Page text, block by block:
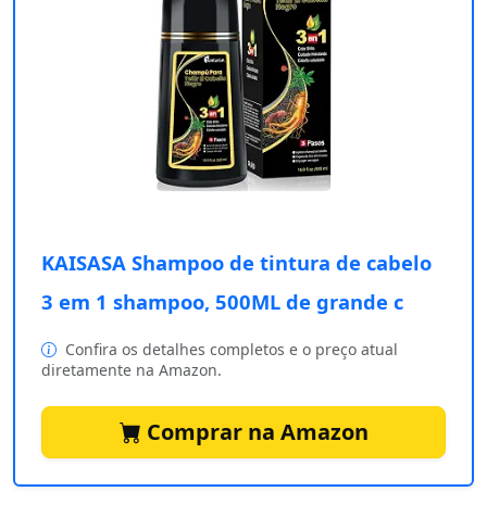
KAISASA Shampoo de tintura de cabelo
3 em 1 shampoo, 500ML de grande c
Confira os detalhes completos e o preço atual
diretamente na Amazon.
Comprar na Amazon